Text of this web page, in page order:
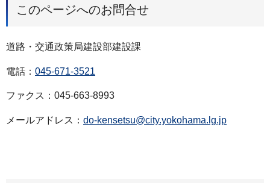
このページへのお問合せ
道路・交通政策局建設部建設課
電話： 045-671-3521
ファクス：045-663-8993
メールアドレス： do-kensetsu@city.yokohama.lg.jp